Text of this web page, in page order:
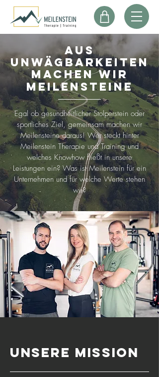
Aus
Unwägbarkeiten
machen wir
Meilensteine
Egal ob gesundheitlicher Stolperstein oder
sportliches Ziel, gemeinsam machen wir
Meilensteine daraus! Wer steckt hinter
Meilenstein Therapie und Training und
welches Knowhow fließt in unsere
Leistungen ein? Was ist Meilenstein für ein
Unternehmen und für welche Werte stehen
wir?
UNSERE Mission